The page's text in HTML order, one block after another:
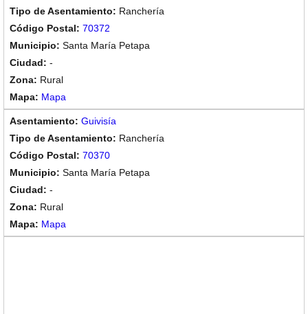
Ranchería
70372
Santa María Petapa
-
Rural
Mapa
Guivisía
Ranchería
70370
Santa María Petapa
-
Rural
Mapa